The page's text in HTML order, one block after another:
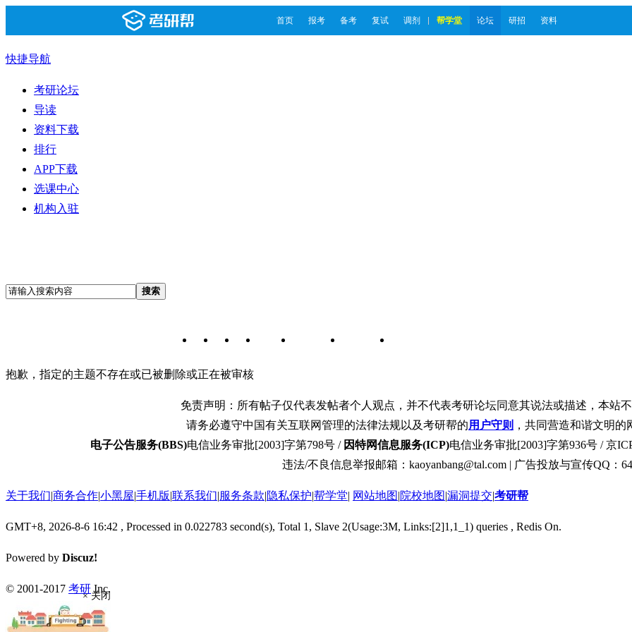
首页 报考 备考 复试 调剂 帮学堂 论坛 研招 资料
快捷导航
考研论坛
导读
资料下载
排行
APP下载
选课中心
机构入驻
搜索
抱歉，指定的主题不存在或已被删除或正在被审核
免责声明：所有帖子仅代表发帖者个人观点，并不代表考研论坛同意其说法或描述，本站
请务必遵守中国有关互联网管理的法律法规以及考研帮的用户守则 ，共同营造和谐文明
电子公告服务(BBS)电信业务审批[2003]字第798号 / 因特网信息服务(ICP)电信业务审批[2003]字第936号 / 京
违法/不良信息举报邮箱：kaoyanbang@tal.com | 广告投放与宣传QQ：
关于我们|商务合作|小黑屋|手机版|联系我们|服务条款|隐私保护|帮学堂| 网站地图|院校地图|漏洞提交|考研帮
GMT+8, 2026-8-6 16:42 , Processed in 0.022783 second(s), Total 1, Slave 2(Usage:3M, Links:[2]1,1_1) queries , Redis On.
Powered by Discuz!
© 2001-2017 考研Inc.
× 关闭